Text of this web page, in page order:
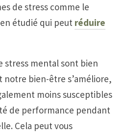
de stress comme le
étudié qui peut réduire
stress mental sont bien
notre bien-être s’améliore,
moins susceptibles
de performance pendant
Cela peut vous